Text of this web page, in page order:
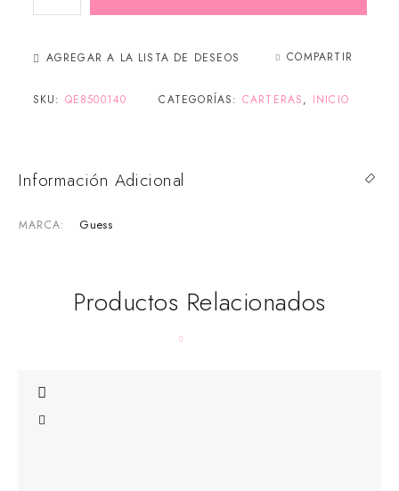
AGREGAR A LA LISTA DE DESEOS COMPARTIR
SKU: QE8500140 CATEGORÍAS: CARTERAS, INICIO
Información Adicional
MARCA Guess
Productos Relacionados